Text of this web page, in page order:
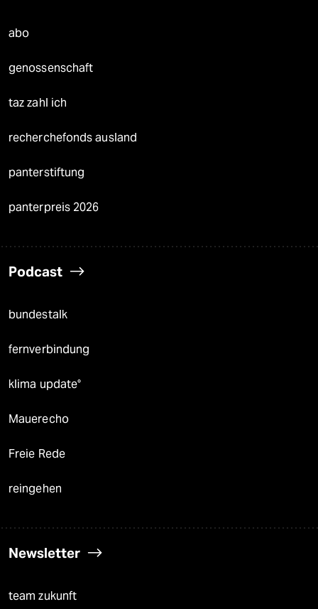
abo
genossenschaft
taz zahl ich
recherchefonds ausland
panterstiftung
panterpreis 2026
Podcast
bundestalk
fernverbindung
klima update°
Mauerecho
Freie Rede
reingehen
Newsletter
team zukunft